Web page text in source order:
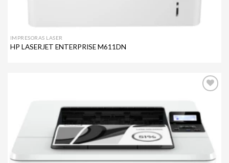
IMPRESORAS LASER
HP LASERJET ENTERPRISE M611DN
lista de
deseos